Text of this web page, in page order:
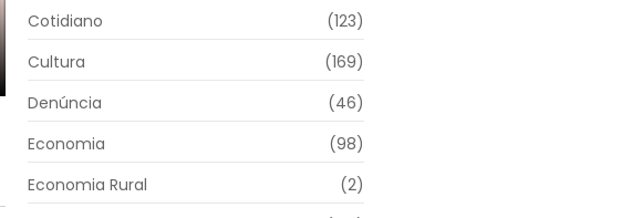
Cotidiano
(123)
Cultura
(169)
Denúncia
(46)
Economia
(98)
Economia Rural
(2)